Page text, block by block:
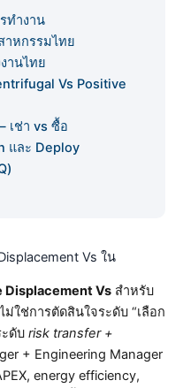
ทำงาน
าหกรรมไทย
านไทย
Vs Positive
เช่า vs ซื้อ
และ Deploy
Vs ใน
Displacement Vs สำหรับ
ใช่การตัดสินใจระดับ “เลือก
ดับ risk transfer +
+ Engineering Manager
energy efficiency,